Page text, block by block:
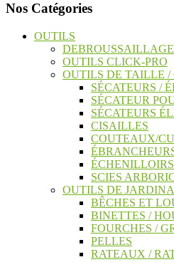
Nos Catégories
OUTILS
DEBROUSSAILLAGE
OUTILS CLICK-PRO
OUTILS DE TAILLE /
SÉCATEURS /
SÉCATEUR
SÉCATEURS
CISAILLES
COUTEAUX/
SCIES
OUTILS DE
BÊCHES ET
BINETTES /
FOURCHES /
PELLES
RATEAUX /